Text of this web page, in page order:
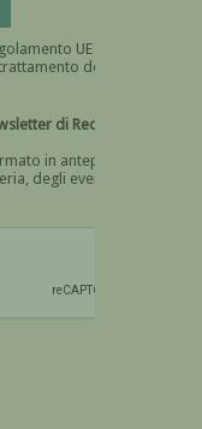
UE n.
Devi dare il consenso
di Recta
in anteprima
degli eventi